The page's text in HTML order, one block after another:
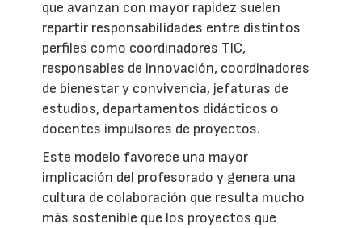
que avanzan con mayor rapidez suelen
repartir responsabilidades entre distintos
perfiles como coordinadores TIC,
responsables de innovación, coordinadores
de bienestar y convivencia, jefaturas de
estudios, departamentos didácticos o
docentes impulsores de proyectos.
Este modelo favorece una mayor
implicación del profesorado y genera una
cultura de colaboración que resulta mucho
más sostenible que los proyectos que